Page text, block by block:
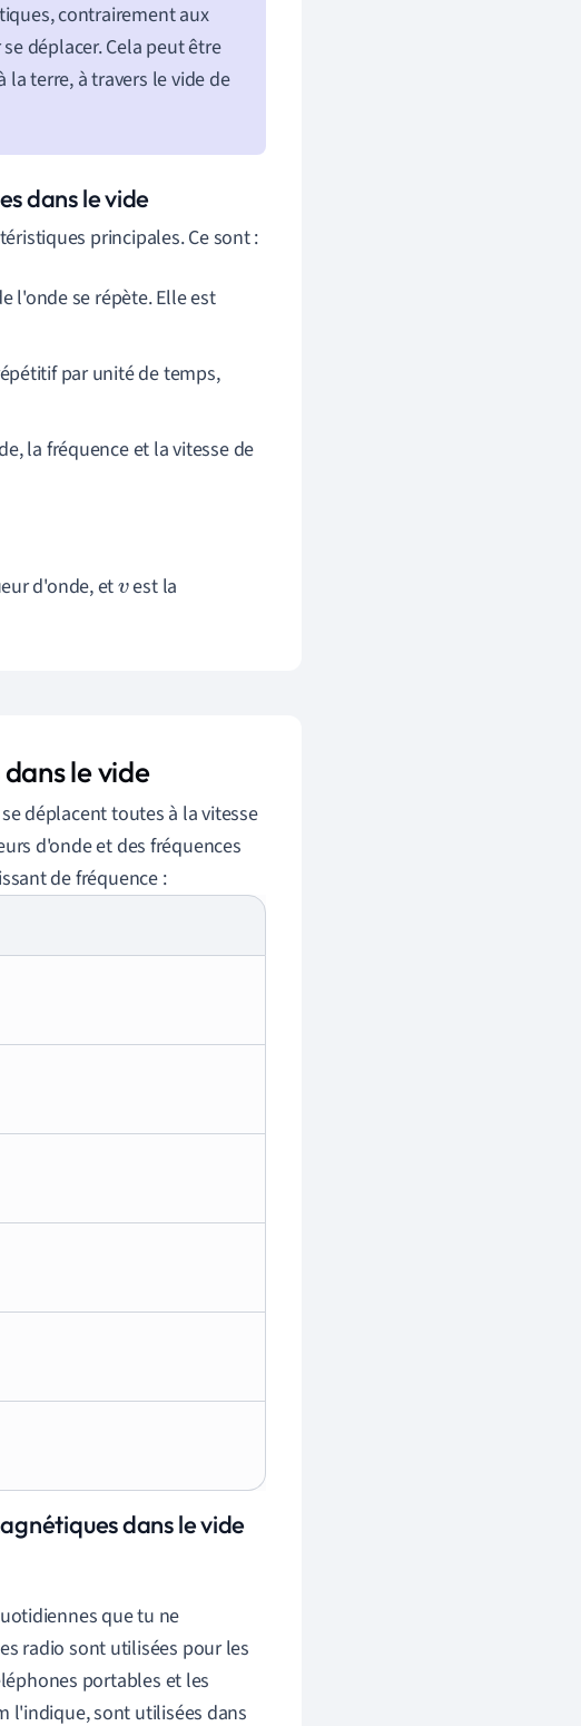
contrairement aux
déplacer. Cela peut être
terre, à travers le vide de
dans le vide
principales. Ce sont :
l'onde se répète. Elle est
par unité de temps,
la fréquence et la vitesse de
d'onde, etvest la
le vide
déplacent toutes à la vitesse
d'onde et des fréquences
de fréquence :
dans le vide
que tu ne
radio sont utilisées pour les
portables et les
l'indique, sont utilisées dans